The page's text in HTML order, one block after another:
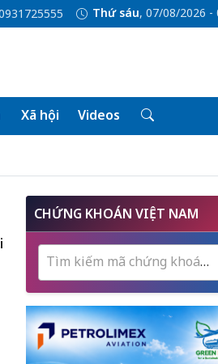
Thứ sáu, 07/08/2026 -
Xã hội Videos
CHỨNG KHOÁN VIỆT NAM
Tìm kiếm mã chứng khoán...